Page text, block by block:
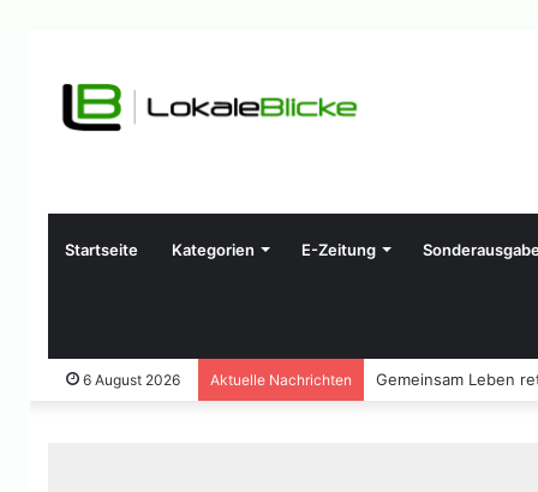
Startseite Kategorien E-Zeitung
6 August 2026 Aktuelle Nachrichten Gemeinsam Leben